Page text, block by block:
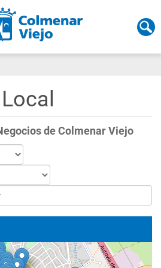
de Colmenar Viejo